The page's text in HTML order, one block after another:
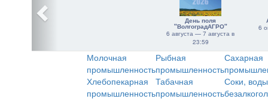
День поля
"ВолгоградАГРО"
6 августа — 7 августа в
23:59
6
Молочная
промышленность
Рыбная
промышленность
Сахарная
Хлебопекарная
промышленность
Табачная
промышленность
Соки,